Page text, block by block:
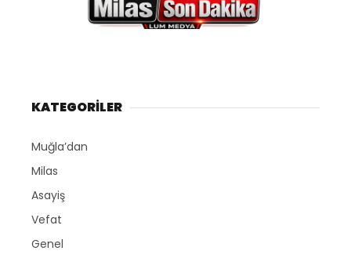
KATEGORİLER
Muğla’dan
Milas
Asayiş
Vefat
Genel